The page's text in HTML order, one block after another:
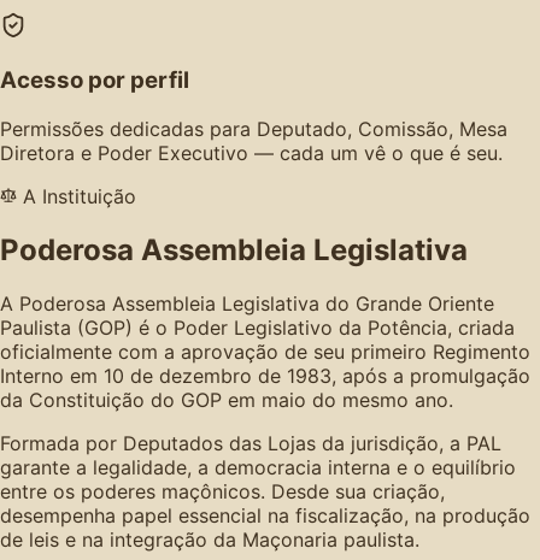
Acesso por perfil
Permissões dedicadas para Deputado, Comissão, Mesa
Diretora e Poder Executivo — cada um vê o que é seu.
A Instituição
Poderosa Assembleia Legislativa
A Poderosa Assembleia Legislativa do Grande Oriente
Paulista (GOP) é o Poder Legislativo da Potência, criada
oficialmente com a aprovação de seu primeiro Regimento
Interno em 10 de dezembro de 1983, após a promulgação
da Constituição do GOP em maio do mesmo ano.
Formada por Deputados das Lojas da jurisdição, a PAL
garante a legalidade, a democracia interna e o equilíbrio
entre os poderes maçônicos. Desde sua criação,
desempenha papel essencial na fiscalização, na produção
de leis e na integração da Maçonaria paulista.